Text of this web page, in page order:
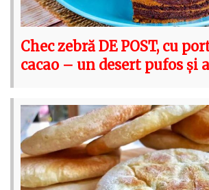
Chec zebră DE POST, cu
cacao – un desert pufos și